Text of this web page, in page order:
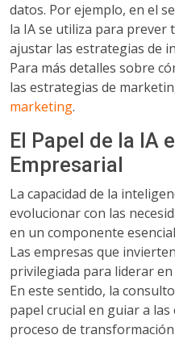
datos. Por ejemplo, en el
la IA se utiliza para prever
ajustar las estrategias de
Para más detalles sobre
las estrategias de
marketing.
El Papel de la IA
Empresarial
La capacidad de la
evolucionar con las
en un componente
Las empresas que
privilegiada para liderar
En este sentido, la
papel crucial en guiar a
proceso de